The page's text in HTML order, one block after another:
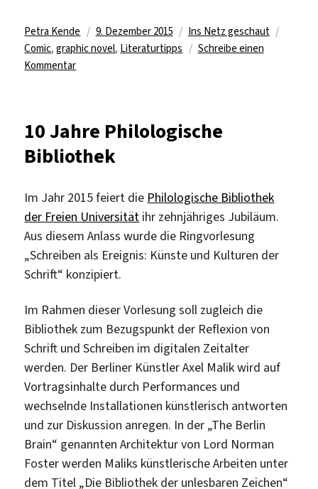
Autor
Petra Kende
Veröffentlicht
am
9. Dezember 2015 Kategorien
Ins Netz geschaut
Comic,graphic novel, Literaturtipps
Schreibe einen
Kommentarzu
Forums
für
die
Novel
„Weisse
Wölfe“
10 Jahre Philologische
Bibliothek
Im Jahr 2015 feiert die Philologische Bibliothek
der Freien Universität ihr zehnjähriges Jubiläum.
Aus diesem Anlass wurde die Ringvorlesung
„Schreiben als Ereignis: Künste und Kulturen der
Schrift“ konzipiert.
Im Rahmen dieser Vorlesung soll zugleich die
Bibliothek zum Bezugspunkt der Reflexion von
Schrift und Schreiben im digitalen Zeitalter
werden. Der Berliner Künstler Axel Malik wird auf
Vortragsinhalte durch Performances und
wechselnde Installationen künstlerisch antworten
und zur Diskussion anregen. In der „The Berlin
Brain“ genannten Architektur von Lord Norman
Foster werden Maliks künstlerische Arbeiten unter
dem Titel „Die Bibliothek der unlesbaren Zeichen“